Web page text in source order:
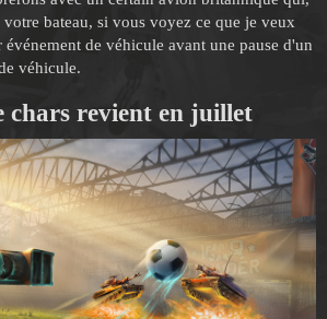
bateau, si vous voyez ce que je veux
événement de véhicule avant une pause d'un
véhicule.
chars revient en juillet